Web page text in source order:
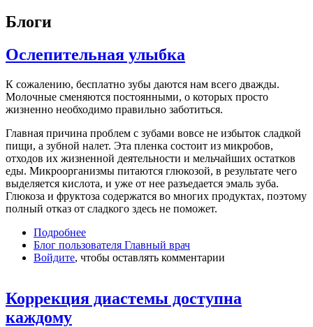
Блоги
Ослепительная улыбка
К сожалению, бесплатно зубы даются нам всего дважды.
Молочные сменяются постоянными, о которых просто
жизненно необходимо правильно заботиться.
Главная причина проблем с зубами вовсе не избыток сладкой
пищи, а зубной налет. Эта пленка состоит из микробов,
отходов их жизненной деятельности и мельчайших остатков
еды. Микроорганизмы питаются глюкозой, в результате чего
выделяется кислота, и уже от нее разъедается эмаль зуба.
Глюкоза и фруктоза содержатся во многих продуктах, поэтому
полный отказ от сладкого здесь не поможет.
Подробнее
Блог пользователя Главный врач
Войдите, чтобы оставлять комментарии
Коррекция диастемы доступна
каждому